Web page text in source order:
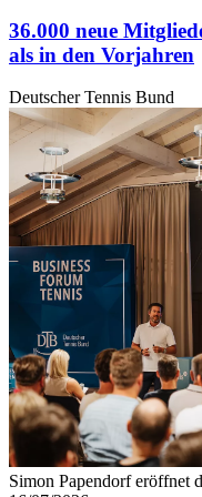
36.000 neue
als in den Vorjahren
Deutscher Tennis Bund
Simon Papendorf eröffnet